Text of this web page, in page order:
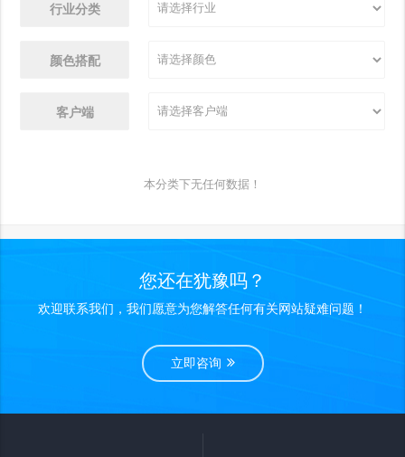
行业分类
颜色搭配
客户端
本分类下无任何数据！
您还在犹豫吗？
欢迎联系我们，我们愿意为您解答任何有关网站疑难问题！
立即咨询